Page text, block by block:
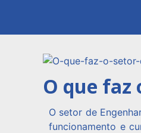
O que faz
O setor de
funcionamento e